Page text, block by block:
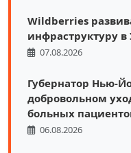
Wildberries
инфраструктуру в
07.08.2026
Губернатор Нью-
добровольном
больных
06.08.2026